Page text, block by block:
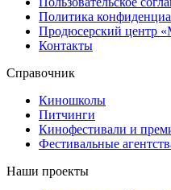
Политика
Продюсерский центр
Контакты
Справочник
Киношколы
Питчинги
Кинофестивали и
Фестивальные
Наши проекты